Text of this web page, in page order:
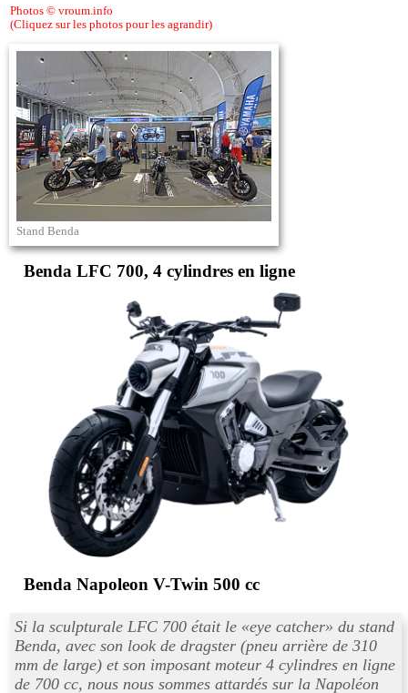
Photos © vroum.info
(Cliquez sur les photos pour les agrandir)
Stand Benda
Benda LFC 700, 4 cylindres en ligne
Benda Napoleon V-Twin 500 cc
Si la sculpturale LFC 700 était le «eye catcher» du stand
Benda, avec son look de dragster (pneu arrière de 310
mm de large) et son imposant moteur 4 cylindres en ligne
de 700 cc, nous nous sommes attardés sur la Napoléon